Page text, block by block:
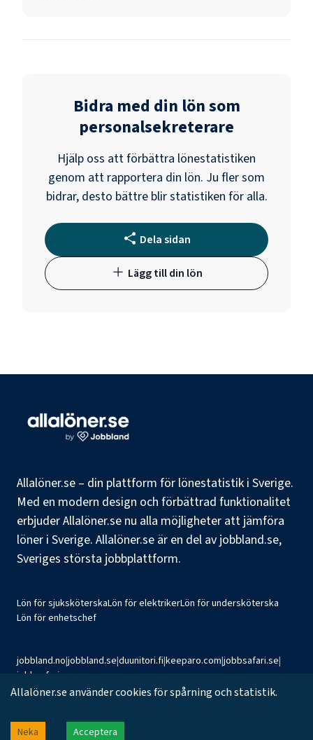
Bidra med din lön som
personalsekreterare
Hjälp oss att förbättra lönestatistiken
genom att rapportera din lön. Ju fler som
bidrar, desto bättre blir statistiken för alla.
Dela sidan
Lägg till din lön
Allalöner.se – din plattform för lönestatistik i Sverige.
Med en modern design och förbättrad funktionalitet
erbjuder Allalöner.se nu alla möjligheter att jämföra
löner i Sverige. Allalöner.se är en del av jobbland.se,
Sveriges största jobbplattform.
Lön för sjuksköterskaLön för elektrikerLön för undersköterska
Lön för enhetschef
jobbland.no|jobbland.se|duunitori.fi|keeparo.com|jobbsafari.se|
jobbsafari.no
©2026 Jobbland AB
Allalöner.se använder cookies för spårning och statistik.
Neka Acceptera